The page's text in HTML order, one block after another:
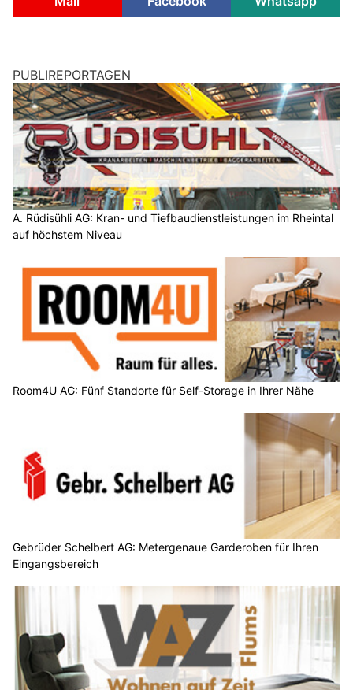
PUBLIREPORTAGEN
A. Rüdisühli AG: Kran- und Tiefbaudienstleistungen im Rheintal
auf höchstem Niveau
Room4U AG: Fünf Standorte für Self-Storage in Ihrer Nähe
Gebrüder Schelbert AG: Metergenaue Garderoben für Ihren
Eingangsbereich